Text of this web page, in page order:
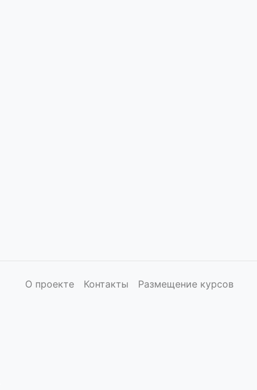
О проекте Контакты Размещение курсов